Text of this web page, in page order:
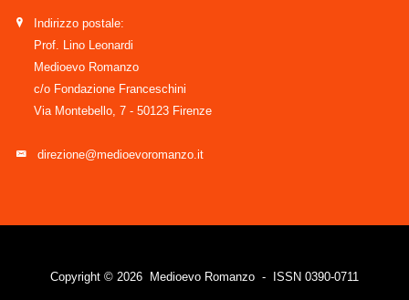
Indirizzo postale:
Prof. Lino Leonardi
Medioevo Romanzo
c/o Fondazione Franceschini
Via Montebello, 7 - 50123 Firenze
direzione@medioevoromanzo.it
Copyright © 2026 Medioevo Romanzo - ISSN 0390-0711